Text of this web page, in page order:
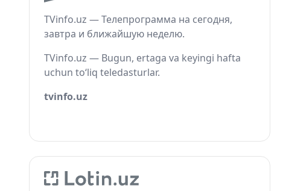
TVinfo.uz — Телепрограмма на сегодня,
завтра и ближайшую неделю.
TVinfo.uz — Bugun, ertaga va keyingi hafta
uchun to‘liq teledasturlar.
tvinfo.uz